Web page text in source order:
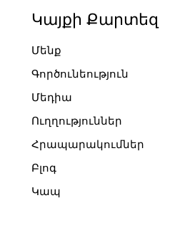
Կայքի Քարտեզ
Մենք
Գործունեություն
Մեդիա
Ուղղություններ
Հրապարակումներ
Բլոգ
Կապ